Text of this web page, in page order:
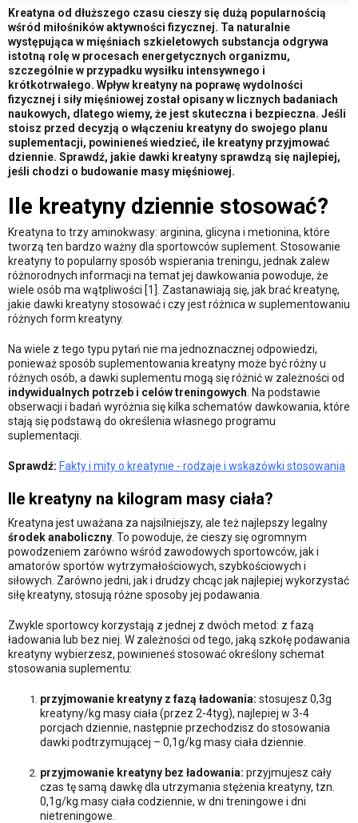
Kreatyna od dłuższego czasu cieszy się dużą popularnością
wśród miłośników aktywności fizycznej. Ta naturalnie
występująca w mięśniach szkieletowych substancja odgrywa
istotną rolę w procesach energetycznych organizmu,
szczególnie w przypadku wysiłku intensywnego i
krótkotrwałego. Wpływ kreatyny na poprawę wydolności
fizycznej i siły mięśniowej został opisany w licznych badaniach
naukowych, dlatego wiemy, że jest skuteczna i bezpieczna. Jeśli
stoisz przed decyzją o włączeniu kreatyny do swojego planu
suplementacji, powinieneś wiedzieć, ile kreatyny przyjmować
dziennie. Sprawdź, jakie dawki kreatyny sprawdzą się najlepiej,
jeśli chodzi o budowanie masy mięśniowej.
Ile kreatyny dziennie stosować?
Kreatyna to trzy aminokwasy: arginina, glicyna i metionina, które
tworzą ten bardzo ważny dla sportowców suplement. Stosowanie
kreatyny to popularny sposób wspierania treningu, jednak zalew
różnorodnych informacji na temat jej dawkowania powoduje, że
wiele osób ma wątpliwości [1]. Zastanawiają się, jak brać kreatynę,
jakie dawki kreatyny stosować i czy jest różnica w suplementowaniu
różnych form kreatyny.
Na wiele z tego typu pytań nie ma jednoznacznej odpowiedzi,
ponieważ sposób suplementowania kreatyny może być różny u
różnych osób, a dawki suplementu mogą się różnić w zależności od
indywidualnych potrzeb i celów treningowych . Na podstawie
obserwacji i badań wyróżnia się kilka schematów dawkowania, które
stają się podstawą do określenia własnego programu
suplementacji.
Sprawdź: Fakty i mity o kreatynie - rodzaje i wskazówki stosowania
Ile kreatyny na kilogram masy ciała?
Kreatyna jest uważana za najsilniejszy, ale też najlepszy legalny
środek anaboliczny . To powoduje, że cieszy się ogromnym
powodzeniem zarówno wśród zawodowych sportowców, jak i
amatorów sportów wytrzymałościowych, szybkościowych i
siłowych. Zarówno jedni, jak i drudzy chcąc jak najlepiej wykorzystać
siłę kreatyny, stosują różne sposoby jej podawania.
Zwykle sportowcy korzystają z jednej z dwóch metod: z fazą
ładowania lub bez niej. W zależności od tego, jaką szkołę podawania
kreatyny wybierzesz, powinieneś stosować określony schemat
stosowania suplementu:
przyjmowanie kreatyny z fazą ładowania: stosujesz 0,3g
kreatyny/kg masy ciała (przez 2-4tyg), najlepiej w 3-4
porcjach dziennie, następnie przechodzisz do stosowania
dawki podtrzymującej – 0,1g/kg masy ciała dziennie.
przyjmowanie kreatyny bez ładowania: przyjmujesz cały
czas tę samą dawkę dla utrzymania stężenia kreatyny, tzn.
0,1g/kg masy ciała codziennie, w dni treningowe i dni
nietreningowe.